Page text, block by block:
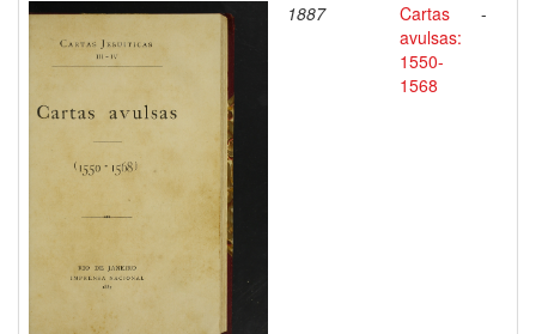
1887
Cartas
avulsas:
1550-
1568
-